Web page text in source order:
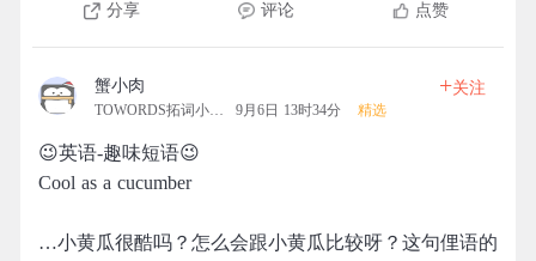
分享 评论 点赞
蟹小肉
TOWORDS拓词小营地 9月6日 13时34分 精选
+关注
😉英语-趣味短语😉
Cool as a cucumber
…小黄瓜很酷吗？怎么会跟小黄瓜比较呀？这句俚语的